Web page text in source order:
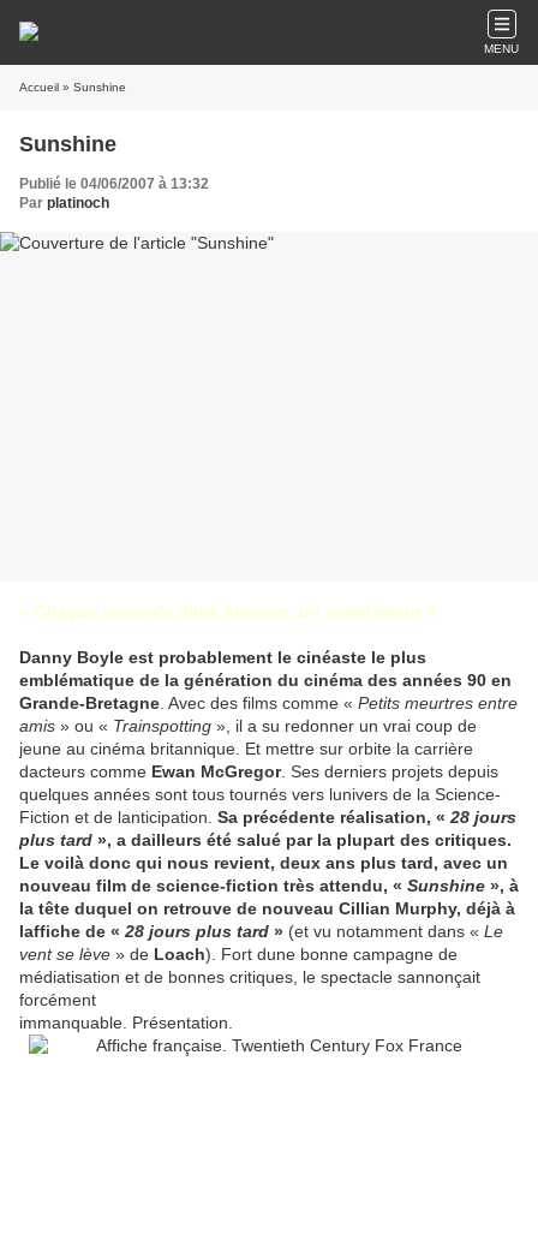
MENU
Accueil » Sunshine
Sunshine
Publié le 04/06/2007 à 13:32
Par platinoch
« Chaque seconde dans lunivers, un soleil meurt »
Danny Boyle est probablement le cinéaste le plus
emblématique de la génération du cinéma des années 90 en
Grande-Bretagne . Avec des films comme « Petits meurtres entre
amis » ou « Trainspotting », il a su redonner un vrai coup de
jeune au cinéma britannique. Et mettre sur orbite la carrière
dacteurs comme Ewan McGregor. Ses derniers projets depuis
quelques années sont tous tournés vers lunivers de la Science-
Fiction et de lanticipation. Sa précédente réalisation, « 28 jours
plus tard », a dailleurs été salué par la plupart des critiques.
Le voilà donc qui nous revient, deux ans plus tard, avec un
nouveau film de science-fiction très attendu, « Sunshine », à
la tête duquel on retrouve de nouveau Cillian Murphy, déjà à
laffiche de « 28 jours plus tard » (et vu notamment dans « Le
vent se lève » de Loach). Fort dune bonne campagne de
médiatisation et de bonnes critiques, le spectacle sannonçait
forcément
immanquable. Présentation.